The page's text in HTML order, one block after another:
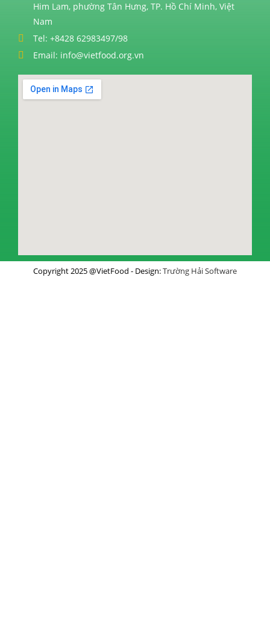
Him Lam, phường Tân Hưng, TP. Hồ Chí Minh, Việt
Nam
Tel: +8428 62983497/98
Email: info@vietfood.org.vn
Copyright 2025 @VietFood - Design:Trường Hải Software